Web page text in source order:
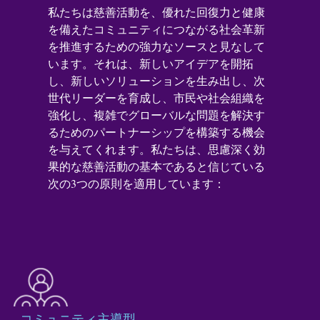
私たちは慈善活動を、優れた回復力と健康
を備えたコミュニティにつながる社会革新
を推進するための強力なソースと見なして
います。それは、新しいアイデアを開拓
し、新しいソリューションを生み出し、次
世代リーダーを育成し、市民や社会組織を
強化し、複雑でグローバルな問題を解決す
るためのパートナーシップを構築する機会
を与えてくれます。私たちは、思慮深く効
果的な慈善活動の基本であると信じている
次の3つの原則を適用しています：